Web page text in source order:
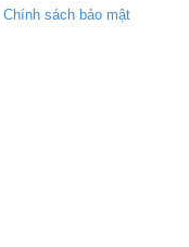
Chính sách bảo mật